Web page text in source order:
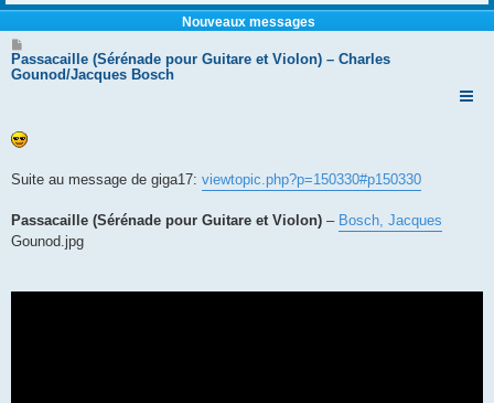
Nouveaux messages
e
s
e
Passacaille (Sérénade pour Guitare et Violon) – Charles
Gounod/Jacques Bosch
Suite au message de giga17: viewtopic.php?p=150330#p150330
Passacaille (Sérénade pour Guitare et Violon) – Bosch, Jacques
Gounod.jpg